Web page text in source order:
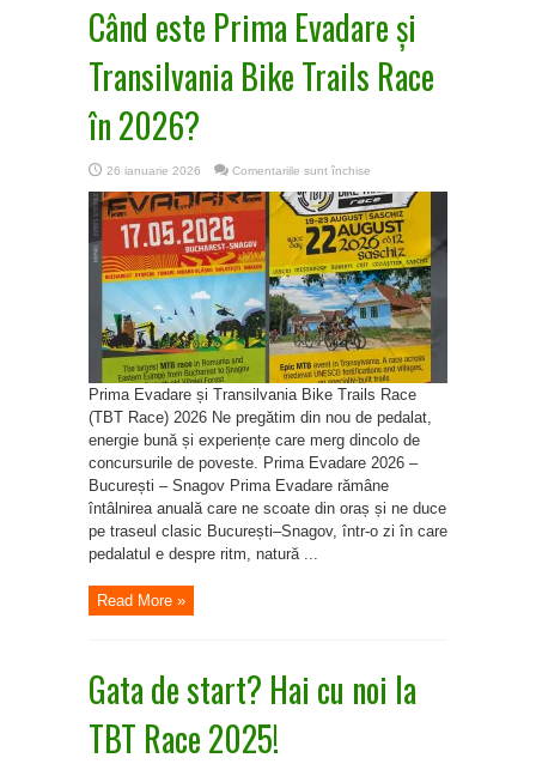
Când este Prima Evadare și
Transilvania Bike Trails Race
în 2026?
26 ianuarie 2026 Comentariile sunt închise
este
Prima
Evadare
și
Transilvania
Bike
Trails
Race
în
2026?
Prima Evadare și Transilvania Bike Trails Race
(TBT Race) 2026 Ne pregătim din nou de pedalat,
energie bună și experiențe care merg dincolo de
concursurile de poveste. Prima Evadare 2026 –
București – Snagov Prima Evadare rămâne
întâlnirea anuală care ne scoate din oraș și ne duce
pe traseul clasic București–Snagov, într-o zi în care
pedalatul e despre ritm, natură ...
Read More »
Gata de start? Hai cu noi la
TBT Race 2025!